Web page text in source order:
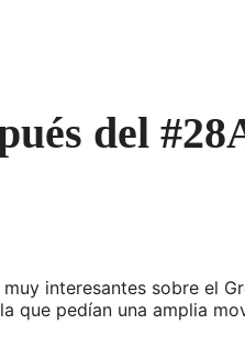
del
interesantes sobre el
que pedían una amplia